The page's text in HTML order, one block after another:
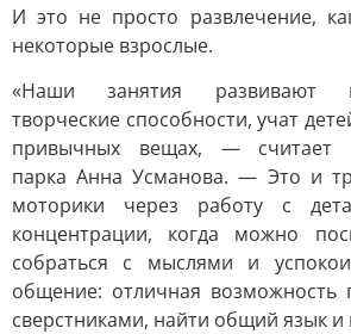
И это не просто развлечение,
некоторые взрослые.
«Наши занятия развивают
творческие способности, учат
привычных вещах, — считает
парка Анна Усманова. — Это и
моторики через работу с
концентрации, когда можно
собраться с мыслями и
общение: отличная возможность
сверстниками, найти общий язык и